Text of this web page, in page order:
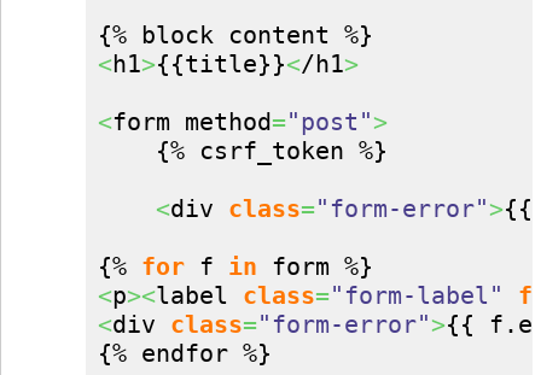
{% block content %}
<h1>{{title}}</h1>
<form method="post">
{% csrf_token %}
<div class="form-error">{{
{% for f in form %}
<p><label class="form-label"
<div class="form-error">{{ f.
{% endfor %}